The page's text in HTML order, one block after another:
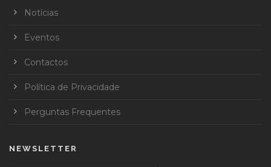
Notícias
Eventos
Contactos
Política de Privacidade
Perguntas Frequentes
NEWSLETTER